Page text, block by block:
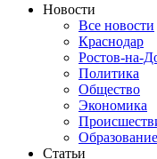
Новости
Все новости
Краснодар
Ростов-на-
Политика
Общество
Экономика
Статьи